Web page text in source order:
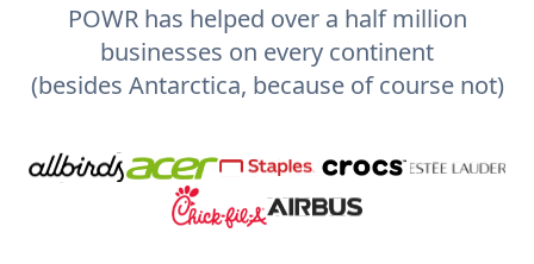
POWR has helped over a half million
businesses on every continent
(besides Antarctica, because of course not)